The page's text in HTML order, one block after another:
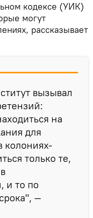
кодексе (УИК)
могут
рассказывает
вызывал
на
для
колониях-
только те,
и то по
—